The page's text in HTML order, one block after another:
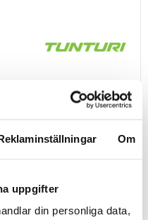
Om
uppgifter
din personliga data,
i kundvagn